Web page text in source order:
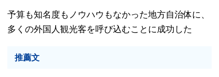
予算も知名度もノウハウもなかった地方自治体に、
多くの外国人観光客を呼び込むことに成功した
推薦文